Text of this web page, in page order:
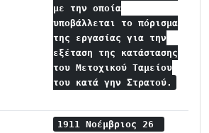
με την οποία
υποβάλλεται το πόρισμα
της εργασίας για την
εξέταση της κατάστασης
του Μετοχικού Ταμείου
του κατά γην Στρατού.
1911 Νοέμβριος 26